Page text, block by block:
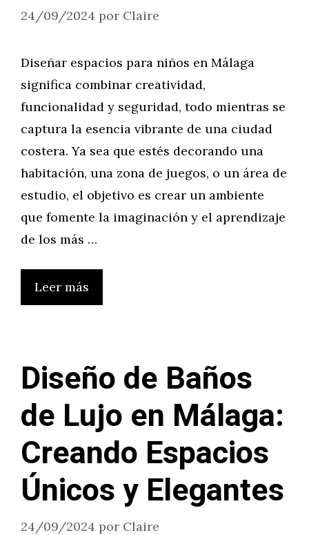
24/09/2024 por Claire
Diseñar espacios para niños en Málaga
significa combinar creatividad,
funcionalidad y seguridad, todo mientras se
captura la esencia vibrante de una ciudad
costera. Ya sea que estés decorando una
habitación, una zona de juegos, o un área de
estudio, el objetivo es crear un ambiente
que fomente la imaginación y el aprendizaje
de los más …
Leer más
Diseño de Baños
de Lujo en Málaga:
Creando Espacios
Únicos y Elegantes
24/09/2024 por Claire